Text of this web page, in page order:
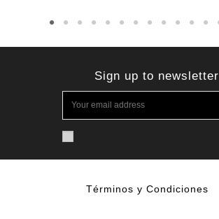
Sign up to newsletter
Términos y Condiciones